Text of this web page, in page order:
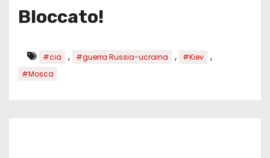
Bloccato!
#cia , #guerra Russia-ucraina , #Kiev ,
#Mosca